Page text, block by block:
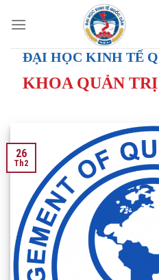
ĐẠI HỌC KINH TẾ
KHOA QUẢN
26
Th2